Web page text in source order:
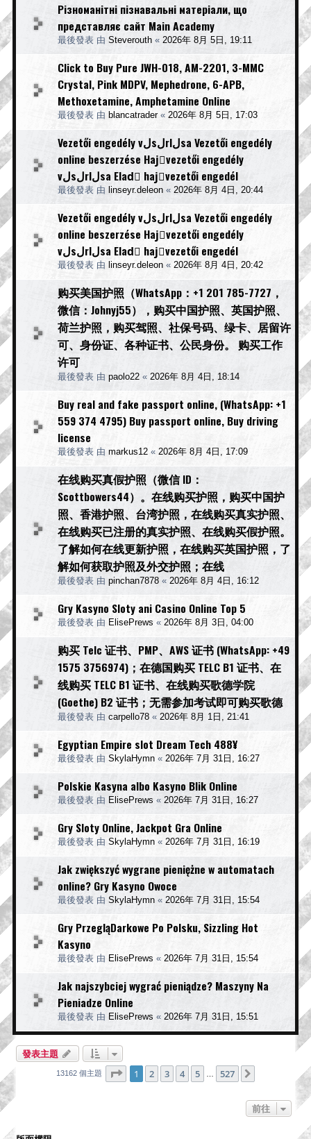
Різноманітні пізнавальні матеріали, що
представляє сайт Main Academy
最後發表 由 Steverouth « 2026年 8月 5日, 19:11
Click to Buy Pure JWH-018, AM-2201, 3-MMC
Crystal, Pink MDPV, Mephedrone, 6-APB,
Methoxetamine, Amphetamine Online
最後發表 由 blancatrader« 2026年 8月 5日, 17:03
Vezetői engedély vلsلrlلsa Vezetői engedély
online beszerzése Hajَvezetői engedély
vلsلrlلsa Eladَ hajَvezetői engedél
最後發表 由 linseyr.deleon « 2026年 8月 4日, 20:44
Vezetői engedély vلsلrlلsa Vezetői engedély
online beszerzése Hajَvezetői engedély
vلsلrlلsa Eladَ hajَvezetői engedél
最後發表 由 linseyr.deleon « 2026年 8月 4日, 20:42
购买美国护照（WhatsApp：+1 201 785-7727，
微信：Johnyj55），购买中国护照、英国护照、
荷兰护照，购买驾照、社保号码、绿卡、居留许
可、身份证、各种证书、公民身份。 购买工作
许可
最後發表 由 paolo22 « 2026年 8月 4日, 18:14
Buy real and fake passport online, (WhatsApp: +1
559 374 4795) Buy passport online, Buy driving
license
最後發表 由 markus12 « 2026年 8月 4日, 17:09
在线购买真假护照（微信 ID：
Scottbowers44）。在线购买护照，购买中国护
照、香港护照、台湾护照，在线购买真实护照、
在线购买已注册的真实护照、在线购买假护照。
了解如何在线更新护照，在线购买英国护照，了
解如何获取护照及外交护照；在线
最後發表 由 pinchan7878 « 2026年 8月 4日, 16:12
Gry Kasyno Sloty ani Casino Online Top 5
最後發表 由 ElisePrews « 2026年 8月 3日, 04:00
购买 Telc 证书、PMP、AWS 证书 (WhatsApp: +49
1575 3756974)；在德国购买 TELC B1 证书、在
线购买 TELC B1 证书、在线购买歌德学院
(Goethe) B2 证书；无需参加考试即可购买歌德
最後發表 由 carpello78 « 2026年 8月 1日, 21:41
Egyptian Empire slot Dream Tech 488¥
最後發表 由 SkylaHymn « 2026年 7月 31日, 16:27
Polskie Kasyna albo Kasyno Blik Online
最後發表 由 ElisePrews « 2026年 7月 31日, 16:27
Gry Sloty Online, Jackpot Gra Online
最後發表 由 SkylaHymn « 2026年 7月 31日, 16:19
Jak zwiększyć wygrane pieniężne w automatach
online? Gry Kasyno Owoce
最後發表 由 SkylaHymn « 2026年 7月 31日, 15:54
Gry PrzegląDarkowe Po Polsku, Sizzling Hot
Kasyno
最後發表 由 ElisePrews « 2026年 7月 31日, 15:54
Jak najszybciej wygrać pieniądze? Maszyny Na
Pieniadze Online
最後發表 由 ElisePrews « 2026年 7月 31日, 15:51
發表主題
13162 個主題 1 頁 (共527頁)
1 2 3 4 5 527
前往